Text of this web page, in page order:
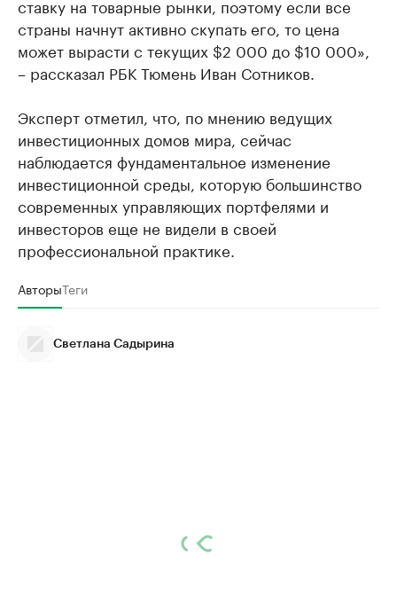
ставку на товарные рынки, поэтому если все
страны начнут активно скупать его, то цена
может вырасти с текущих $2 000 до $10 000»,
– рассказал РБК Тюмень Иван Сотников.
Эксперт отметил, что, по мнению ведущих
инвестиционных домов мира, сейчас
наблюдается фундаментальное изменение
инвестиционной среды, которую большинство
современных управляющих портфелями и
инвесторов еще не видели в своей
профессиональной практике.
АвторыТеги
Светлана Садырина